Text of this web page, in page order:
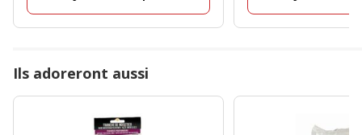
Ils adoreront aussi